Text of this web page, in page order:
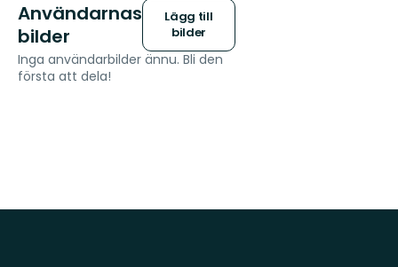
Användarnas
bilder
Lägg till
bilder
Inga användarbilder ännu. Bli den
första att dela!